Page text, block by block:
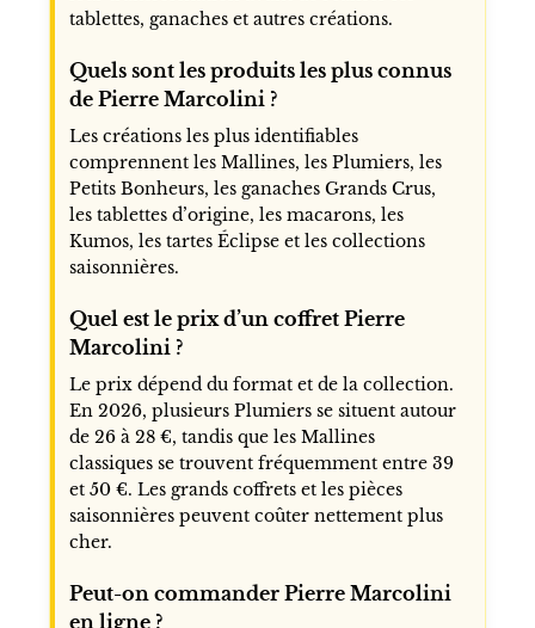
tablettes, ganaches et autres créations.
Quels sont les produits les plus connus
de Pierre Marcolini ?
Les créations les plus identifiables
comprennent les Mallines, les Plumiers, les
Petits Bonheurs, les ganaches Grands Crus,
les tablettes d’origine, les macarons, les
Kumos, les tartes Éclipse et les collections
saisonnières.
Quel est le prix d’un coffret Pierre
Marcolini ?
Le prix dépend du format et de la collection.
En 2026, plusieurs Plumiers se situent autour
de 26 à 28 €, tandis que les Mallines
classiques se trouvent fréquemment entre 39
et 50 €. Les grands coffrets et les pièces
saisonnières peuvent coûter nettement plus
cher.
Peut-on commander Pierre Marcolini
en ligne ?